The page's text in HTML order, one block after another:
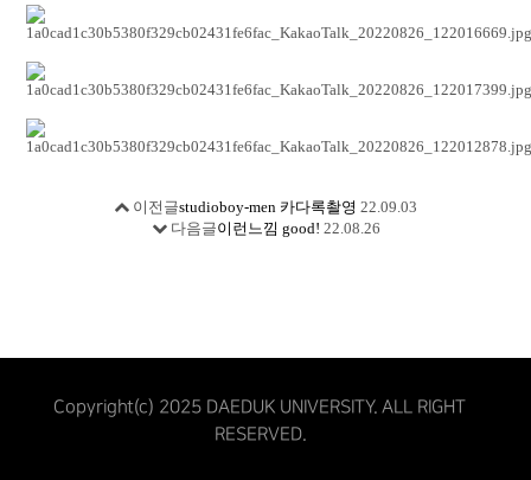
이전글studioboy-men 카다록촬영 22.09.03
다음글이런느낌 good! 22.08.26
Copyright(c) 2025 DAEDUK UNIVERSITY. ALL RIGHT
RESERVED.